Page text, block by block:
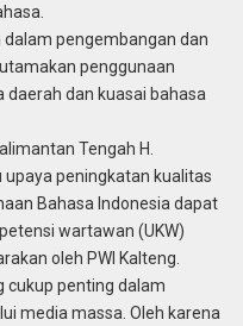
pengembangan dan
penggunaan
daerah dan kuasai bahasa
Tengah H.
peningkatan kualitas
Bahasa Indonesia dapat
wartawan (UKW)
oleh PWI Kalteng.
cukup penting dalam
media massa. Oleh karena